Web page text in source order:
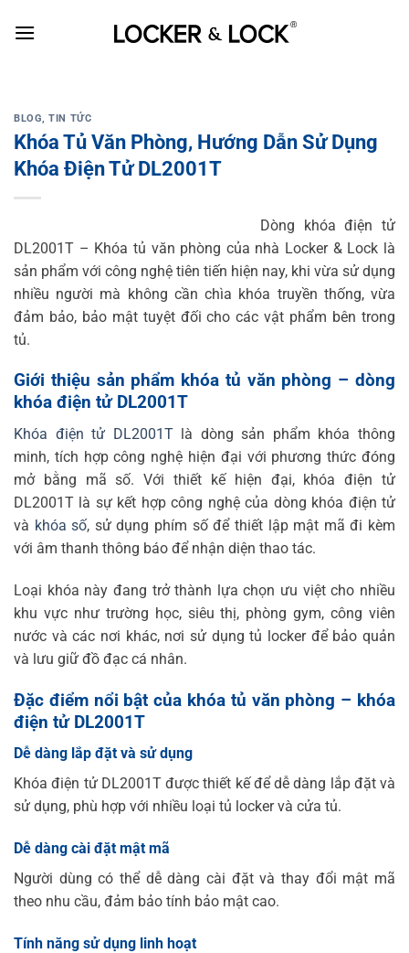
BLOG,TIN TỨC
Khóa Tủ Văn Phòng, Hướng Dẫn Sử Dụng
Khóa Điện Tử DL2001T
Dòng khóa điện tử
DL2001T – Khóa tủ văn phòng của nhà Locker & Lock là
sản phẩm với công nghệ tiên tiến hiện nay, khi vừa sử dụng
nhiều người mà không cần chìa khóa truyền thống, vừa
đảm bảo, bảo mật tuyệt đối cho các vật phẩm bên trong
tủ.
Giới thiệu sản phẩm khóa tủ văn phòng – dòng
khóa điện tử DL2001T
Khóa điện tử DL2001Tlà dòng sản phẩm khóa thông
minh, tích hợp công nghệ hiện đại với phương thức đóng
mở bằng mã số. Với thiết kế hiện đại, khóa điện tử
DL2001T là sự kết hợp công nghệ của dòng khóa điện tử
và khóa số, sử dụng phím số để thiết lập mật mã đi kèm
với âm thanh thông báo để nhận diện thao tác.
Loại khóa này đang trở thành lựa chọn ưu việt cho nhiều
khu vực như trường học, siêu thị, phòng gym, công viên
nước và các nơi khác, nơi sử dụng tủ locker để bảo quản
và lưu giữ đồ đạc cá nhân.
Đặc điểm nổi bật của khóa tủ văn phòng – khóa
điện tử DL2001T
Dễ dàng lắp đặt và sử dụng
Khóa điện tử DL2001T được thiết kế để dễ dàng lắp đặt và
sử dụng, phù hợp với nhiều loại tủ locker và cửa tủ.
Dễ dàng cài đặt mật mã
Người dùng có thể dễ dàng cài đặt và thay đổi mật mã
theo nhu cầu, đảm bảo tính bảo mật cao.
Tính năng sử dụng linh hoạt